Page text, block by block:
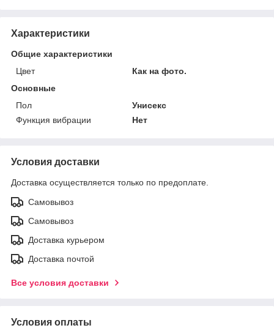
Характеристики
Общие характеристики
Цвет
Как на фото.
Основные
Пол
Унисекс
Функция вибрации
Нет
Условия доставки
Доставка осуществляется только по предоплате.
Самовывоз
Самовывоз
Доставка курьером
Доставка почтой
Все условия доставки
Условия оплаты